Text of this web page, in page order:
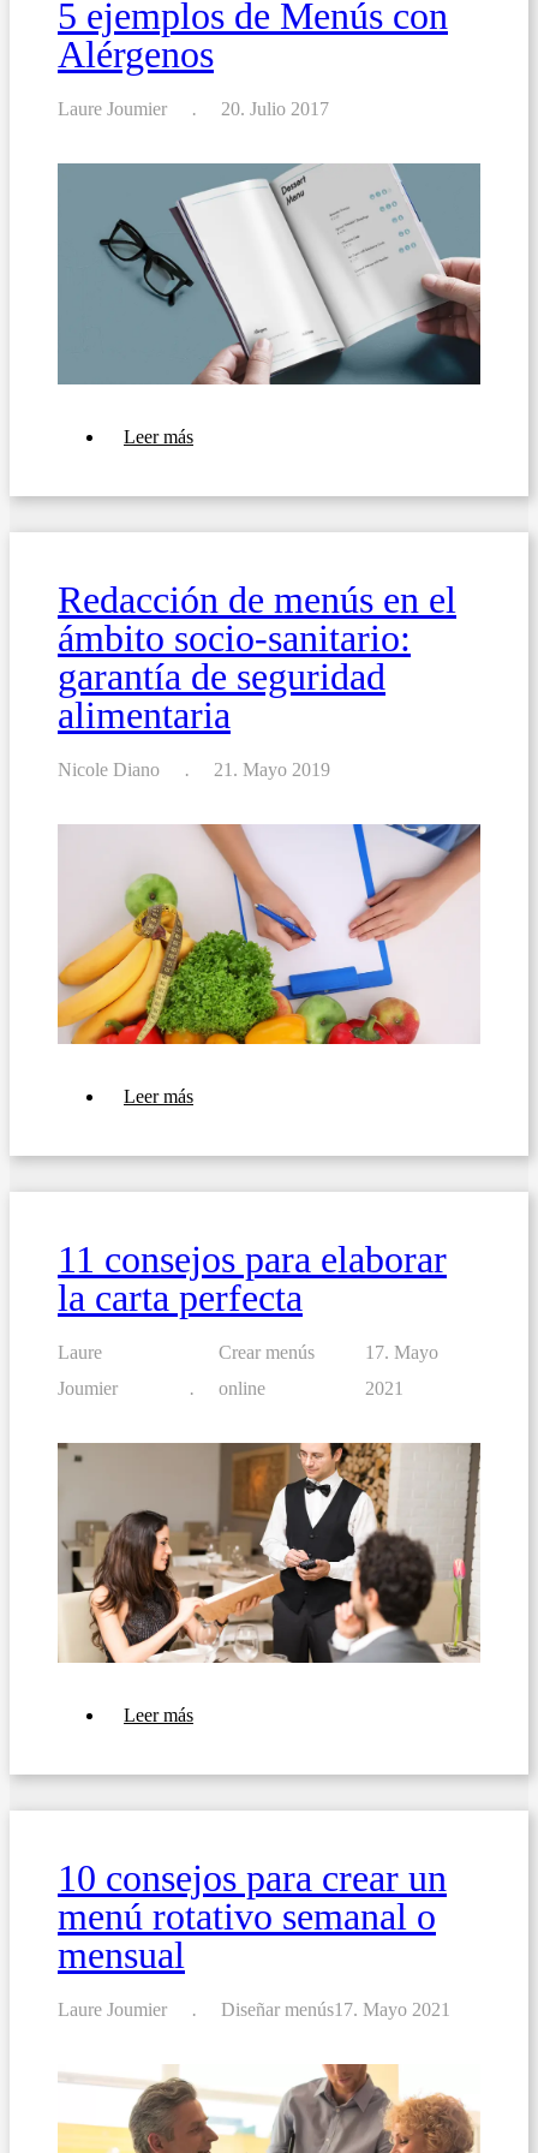
5 ejemplos de Menús con
Alérgenos
Laure Joumier 20. Julio 2017
Leer más
de
con
Redacción de menús en el
ámbito socio-sanitario:
garantía de seguridad
alimentaria
Nicole Diano 21. Mayo 2019
Leer más
menús
el
sanitario:
garantía
de
seguridad
11 consejos para elaborar
la carta perfecta
Laure
Joumier
Crear menús
online
17. Mayo
2021
Leer más
para
la
10 consejos para crear un
menú rotativo semanal o
mensual
Laure Joumier Diseñar menús17. Mayo 2021